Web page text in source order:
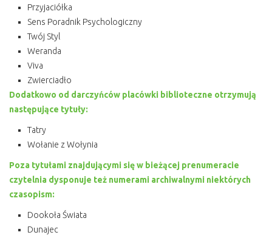
Przyjaciółka
Sens Poradnik Psychologiczny
Twój Styl
Weranda
Viva
Zwierciadło
Dodatkowo od darczyńców placówki biblioteczne otrzymują
następujące tytuły:
Tatry
Wołanie z Wołynia
Poza tytułami znajdującymi się w bieżącej prenumeracie
czytelnia dysponuje też numerami archiwalnymi niektórych
czasopism:
Dookoła Świata
Dunajec